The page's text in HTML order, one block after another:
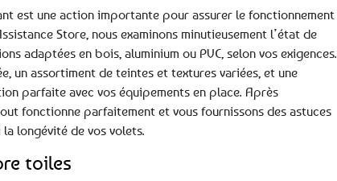
est une action importante pour assurer le fonctionnement
Store, nous examinons minutieusement l’état de
adaptées en bois, aluminium ou PVC, selon vos exigences.
un assortiment de teintes et textures variées, et une
parfaite avec vos équipements en place. Après
fonctionne parfaitement et vous fournissons des astuces
longévité de vos volets.
toiles